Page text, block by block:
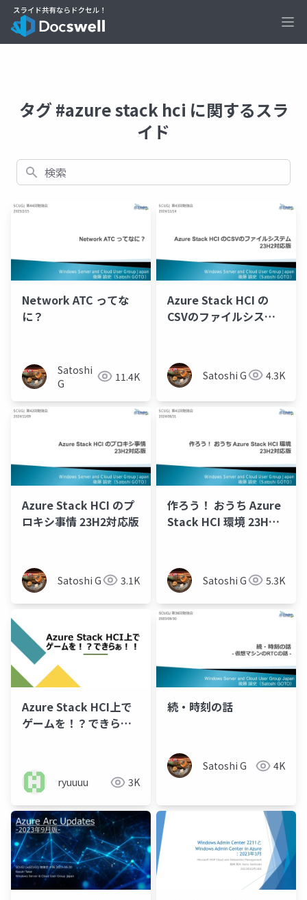
タグ #azure stack hci に関するスラ
イド
検索
Network ATC ってな
に？
Satoshi
G
11.4K
Azure Stack HCI の
CSVのファイルシステ
Satoshi G 4.3K
Azure Stack HCI のプ
ロキシ事情 23H2対応版
Satoshi G 3.1K
作ろう！ おうち Azure
Stack HCI 環境 23H2
Satoshi G 5.3K
Azure Stack HCI上で
ゲームを！？できら
ryuuuu 3K
続・時刻の話
Satoshi G 4K